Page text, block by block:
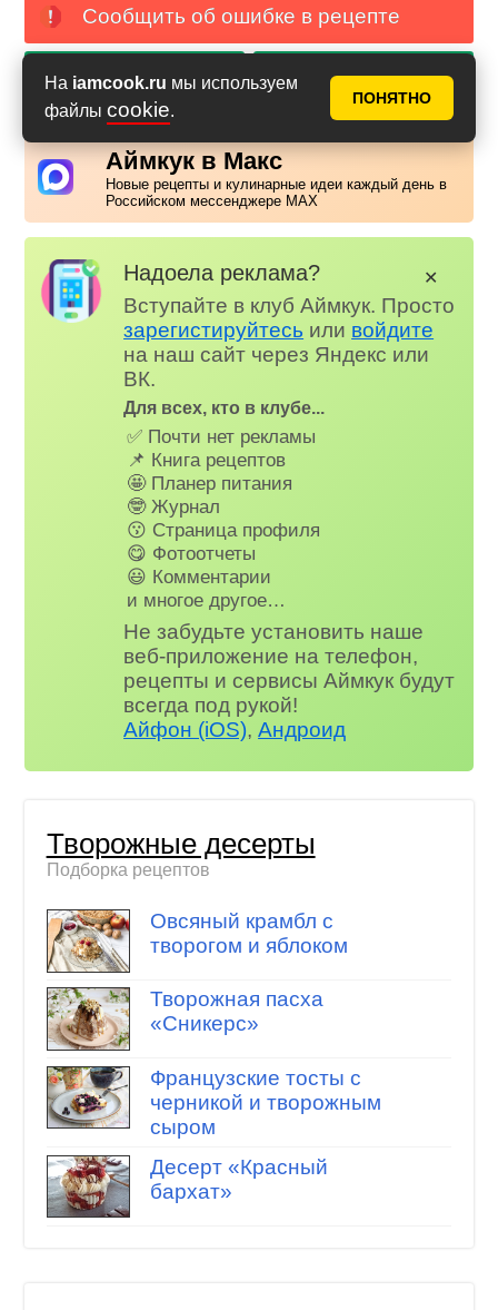
На iamcook.ru мы используем
файлы cookie.
ПОНЯТНО
Сообщить об ошибке в рецепте
PDF с фото PDF без фото
Аймкук в Макс
Новые рецепты и кулинарные идеи каждый день в
Российском мессенджере MAX
Надоела реклама?
Вступайте в клуб Аймкук. Просто
зарегистируйтесь или войдите
на наш сайт через Яндекс или
ВК.
Для всех, кто в клубе...
✅ Почти нет рекламы
📌 Книга рецептов
🤩 Планер питания
🤓 Журнал
😗 Страница профиля
😋 Фотоотчеты
😃 Комментарии
и многое другое…
Не забудьте установить наше
веб-приложение на телефон,
рецепты и сервисы Аймкук будут
всегда под рукой!
Айфон (iOS),Андроид
✕
Творожные десерты
Подборка рецептов
Овсяный крамбл с
творогом и яблоком
Творожная пасха
«Сникерс»
Французские тосты с
черникой и творожным
сыром
Десерт «Красный
бархат»